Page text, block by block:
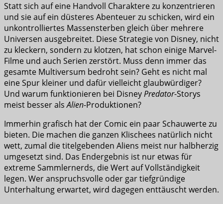
Statt sich auf eine Handvoll Charaktere zu konzentrieren
und sie auf ein düsteres Abenteuer zu schicken, wird ein
unkontrolliertes Massensterben gleich über mehrere
Universen ausgebreitet. Diese Strategie von Disney, nicht
zu kleckern, sondern zu klotzen, hat schon einige Marvel-
Filme und auch Serien zerstört. Muss denn immer das
gesamte Multiversum bedroht sein? Geht es nicht mal
eine Spur kleiner und dafür vielleicht glaubwürdiger?
Und warum funktionieren bei DisneyPredator-Storys
meist besser alsAlien-Produktionen?
Immerhin grafisch hat der Comic ein paar Schauwerte zu
bieten. Die machen die ganzen Klischees natürlich nicht
wett, zumal die titelgebenden Aliens meist nur halbherzig
umgesetzt sind. Das Endergebnis ist nur etwas für
extreme Sammlernerds, die Wert auf Vollständigkeit
legen. Wer anspruchsvolle oder gar tiefgründige
Unterhaltung erwartet, wird dagegen enttäuscht werden.